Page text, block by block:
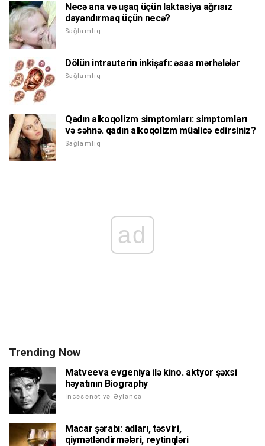
Necə ana və uşaq üçün laktasiya ağrısız
dayandırmaq üçün necə?
Sağlamlıq
Dölün intrauterin inkişafı: əsas mərhələlər
Sağlamlıq
Qadın alkoqolizm simptomları: simptomları
və səhnə. qadın alkoqolizm müalicə edirsiniz?
Sağlamlıq
ad
Trending Now
Matveeva evgeniya ilə kino. aktyor şəxsi
həyatının Biography
İncəsənət və Əyləncə
Macar şərabı: adları, təsviri,
qiymətləndirmələri, reytinqləri